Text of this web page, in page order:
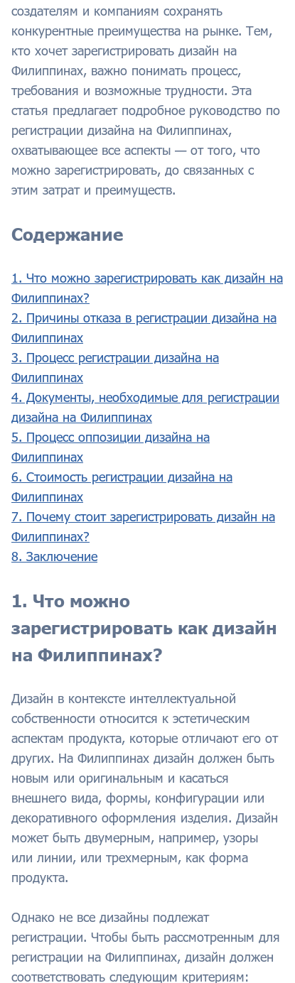
создателям и компаниям сохранять
конкурентные преимущества на рынке. Тем,
кто хочет зарегистрировать дизайн на
Филиппинах, важно понимать процесс,
требования и возможные трудности. Эта
статья предлагает подробное руководство по
регистрации дизайна на Филиппинах,
охватывающее все аспекты — от того, что
можно зарегистрировать, до связанных с
этим затрат и преимуществ.
Содержание
1. Что можно зарегистрировать как дизайн на
Филиппинах?
2. Причины отказа в регистрации дизайна на
Филиппинах
3. Процесс регистрации дизайна на
Филиппинах
4. Документы, необходимые для регистрации
дизайна на Филиппинах
5. Процесс оппозиции дизайна на
Филиппинах
6. Стоимость регистрации дизайна на
Филиппинах
7. Почему стоит зарегистрировать дизайн на
Филиппинах?
8. Заключение
1. Что можно
зарегистрировать как дизайн
на Филиппинах?
Дизайн в контексте интеллектуальной
собственности относится к эстетическим
аспектам продукта, которые отличают его от
других. На Филиппинах дизайн должен быть
новым или оригинальным и касаться
внешнего вида, формы, конфигурации или
декоративного оформления изделия. Дизайн
может быть двумерным, например, узоры
или линии, или трехмерным, как форма
продукта.
Однако не все дизайны подлежат
регистрации. Чтобы быть рассмотренным для
регистрации на Филиппинах, дизайн должен
соответствовать следующим критериям: